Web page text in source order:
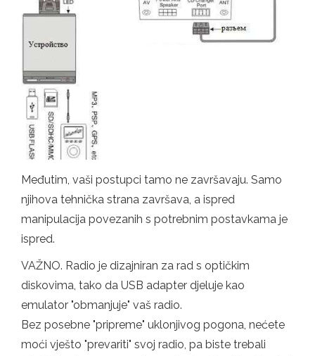
Međutim, vaši postupci tamo ne završavaju. Samo
njihova tehnička strana završava, a ispred
manipulacija povezanih s potrebnim postavkama je
ispred.
VAŽNO. Radio je dizajniran za rad s optičkim
diskovima, tako da USB adapter djeluje kao
emulator "obmanjuje" vaš radio.
Bez posebne "pripreme" uklonjivog pogona, nećete
moći vješto "prevariti" svoj radio, pa biste trebali